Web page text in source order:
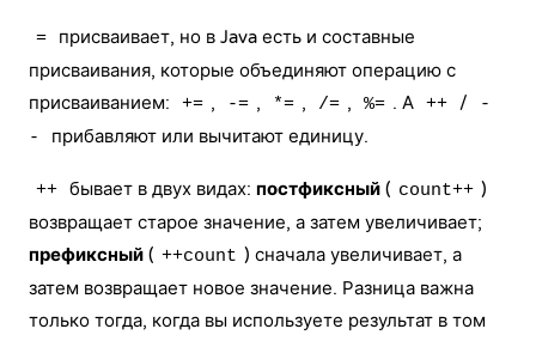
=
присваивает, но в Java есть и составные
присваивания, которые объединяют операцию с
присваиванием:
+= , -= , *= , /= , %= . А ++ /
-
-
прибавляют или вычитают единицу.
++ бывает в двух видах: постфиксный ( count++ )
возвращает старое значение, а затем увеличивает;
префиксный ( ++count ) сначала увеличивает, а
затем возвращает новое значение. Разница важна
только тогда, когда вы используете результат в том